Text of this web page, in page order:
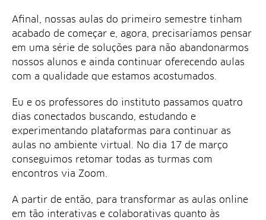
Afinal, nossas aulas do primeiro semestre tinham
acabado de começar e, agora, precisaríamos pensar
em uma série de soluções para não abandonarmos
nossos alunos e ainda continuar oferecendo aulas
com a qualidade que estamos acostumados.
Eu e os professores do instituto passamos quatro
dias conectados buscando, estudando e
experimentando plataformas para continuar as
aulas no ambiente virtual. No dia 17 de março
conseguimos retomar todas as turmas com
encontros via Zoom.
A partir de então, para transformar as aulas online
em tão interativas e colaborativas quanto às